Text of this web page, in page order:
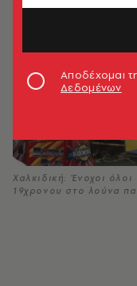
Χαλκιδική: Ένοχοι
19χρονου στο λούνα
Αποδέχομαι
Δεδομένων